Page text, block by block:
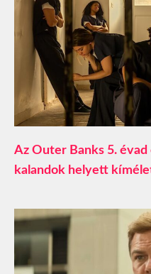
Az Outer Banks 5.
kalandok helyett